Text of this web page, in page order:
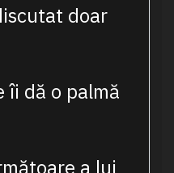
doar
îi dă o palmă
a lui